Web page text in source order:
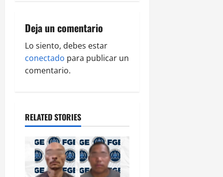
i
g
a
i
o
Deja un comentario
Lo siento, debes estar
conectado para publicar un
comentario.
RELATED STORIES